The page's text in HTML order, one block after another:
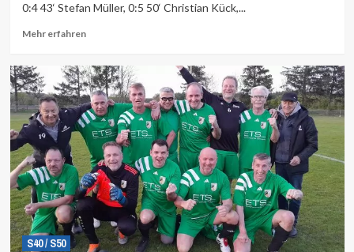
0:4 43‘ Stefan Müller, 0:5 50‘ Christian Kück,...
Mehr erfahrenMehr
S40 / S50